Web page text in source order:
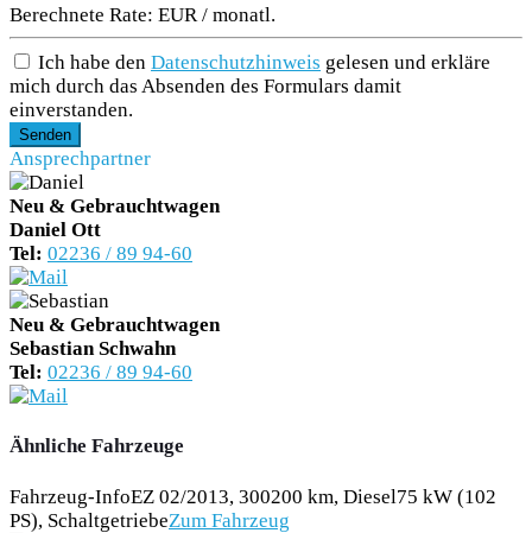
Berechnete Rate: EUR / monatl.
Ich habe den Datenschutzhinweis gelesen und erkläre
mich durch das Absenden des Formulars damit
einverstanden.
Senden
Ansprechpartner
Neu & Gebrauchtwagen
Daniel Ott
Tel: 02236 / 89 94-60
Neu & Gebrauchtwagen
Sebastian Schwahn
Tel: 02236 / 89 94-60
Ähnliche Fahrzeuge
Fahrzeug-InfoEZ 02/2013, 300200 km, Diesel75 kW (102
PS), SchaltgetriebeZum Fahrzeug